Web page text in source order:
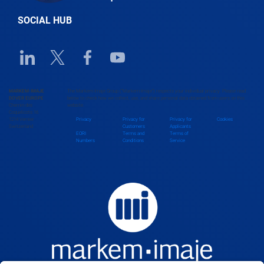
Bolivia
SOCIAL HUB
Linkedin URL link
Twitter URL linkFacebook URL link
Youtube URL link
MARKEM-IMAJE
DOVER EUROPE
Chemin des
Coquelicots 16
1214 Vernier
Switzerland
The Markem-Imaje Group (“Markem-Imaje”) respects your individual privacy. Please read
below to check how we collect, use, and share personal data obtained from users on this
website.
Privacy
Privacy for
Customers
Privacy for
Applicants
Cookies
EORI
Numbers
Terms and
Conditions
Terms of
Service